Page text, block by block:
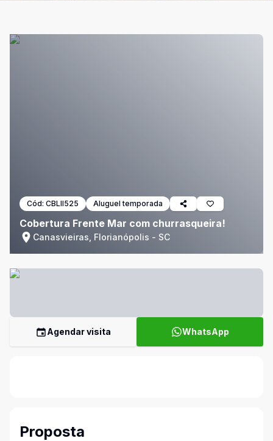
Cód: CBLII525 Aluguel temporada
Cobertura Frente Mar com churrasqueira!
Canasvieiras, Florianópolis - SC
Agendar visita WhatsApp
Proposta